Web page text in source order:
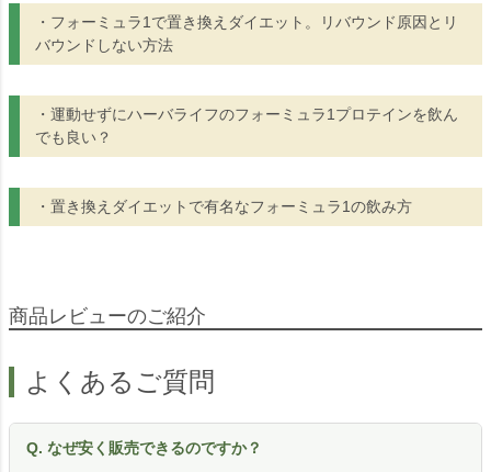
・フォーミュラ1で置き換えダイエット。リバウンド原因とリ
バウンドしない方法
・運動せずにハーバライフのフォーミュラ1プロテインを飲ん
でも良い？
・置き換えダイエットで有名なフォーミュラ1の飲み方
商品レビューのご紹介
よくあるご質問
Q. なぜ安く販売できるのですか？